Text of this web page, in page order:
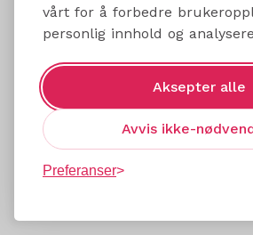
vårt for å forbedre
personlig innhold og
Aksepter alle
Avvis ikke-
Preferanser